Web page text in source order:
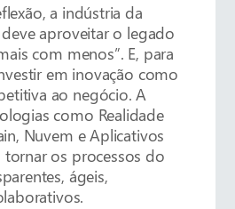
a indústria da
aproveitar o legado
com menos”. E, para
em inovação como
ao negócio. A
como Realidade
Nuvem e Aplicativos
os processos do
ágeis,